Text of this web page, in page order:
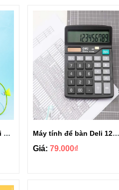
Bộ 2 vợt cầu lông Deli màu xanh lá ER301 Máy tính để bàn Deli 12 số màu đen truyền thống E837
Giá:79.000₫